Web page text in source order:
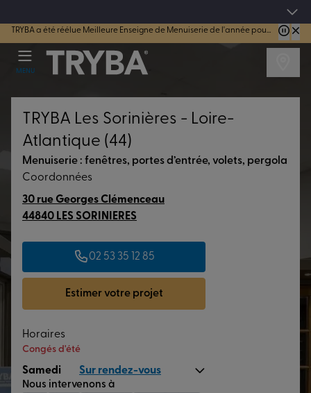
TRYBA a été réélue Meilleure Enseigne de Menuiserie de l'année pour la 7ème année consécutive.
MENU
TRYBA Les Sorinières - Loire-
Atlantique (44)
Menuiserie : fenêtres, portes d’entrée, volets, pergola
Coordonnées
30 rue Georges Clémenceau
44840 LES SORINIERES
02 53 35 12 85
Estimer votre projet
Horaires
Congés d'été
Samedi Sur rendez-vous
Nous intervenons à